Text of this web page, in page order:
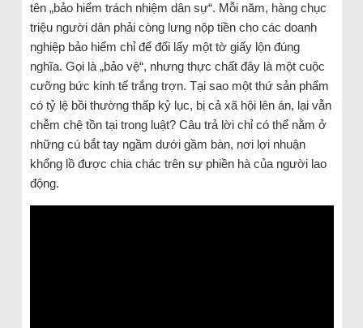
tên „bảo hiểm trách nhiệm dân sự“. Mỗi năm, hàng chục
triệu người dân phải còng lưng nộp tiền cho các doanh
nghiệp bảo hiểm chỉ để đổi lấy một tờ giấy lộn đúng
nghĩa. Gọi là „bảo vệ“, nhưng thực chất đây là một cuộc
cưỡng bức kinh tế trắng trợn. Tại sao một thứ sản phẩm
có tỷ lệ bồi thường thấp kỷ lục, bị cả xã hội lên án, lại vẫn
chễm chệ tồn tại trong luật? Câu trả lời chỉ có thể nằm ở
những cú bắt tay ngầm dưới gầm bàn, nơi lợi nhuận
khổng lồ được chia chác trên sự phiền hà của người lao
động.